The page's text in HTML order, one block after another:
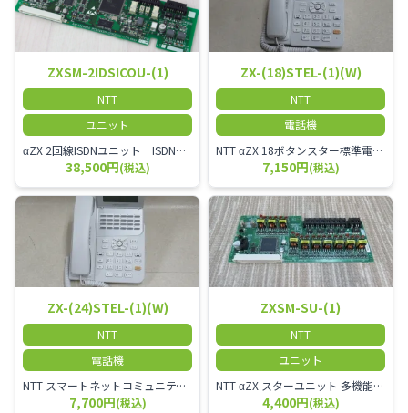
ZXSM-2IDSICOU-(1)
NTT
ユニット
αZX 2回線ISDNユニット ISDN回線を2本収容可能です。
38,500円(税込)
ZX-(18)STEL-(1)(W)
NTT
電話機
NTT αZX 18ボタンスター標準電話機(白)
7,150円(税込)
ZX-(24)STEL-(1)(W)
NTT
電話機
NTT スマートネットコミュニティαZX 24ボタンスター標準電話機
7,700円(税込)
ZXSM-SU-(1)
NTT
ユニット
NTT αZX スターユニット 多機能電話機ユニット
4,400円(税込)